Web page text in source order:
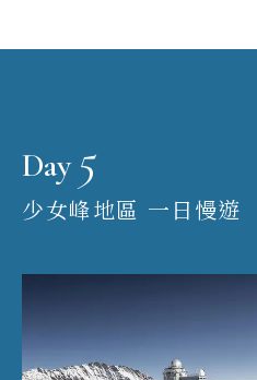
Day 5
少女峰地區 一日慢遊